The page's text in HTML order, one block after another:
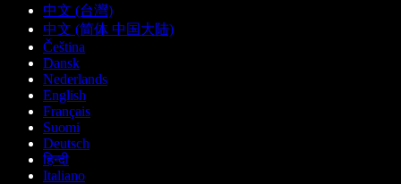
中文 (台灣)
中文 (简体 中国大陆)
Čeština
Dansk
Nederlands
English
Français
Suomi
Deutsch
हिन्दी
Italiano